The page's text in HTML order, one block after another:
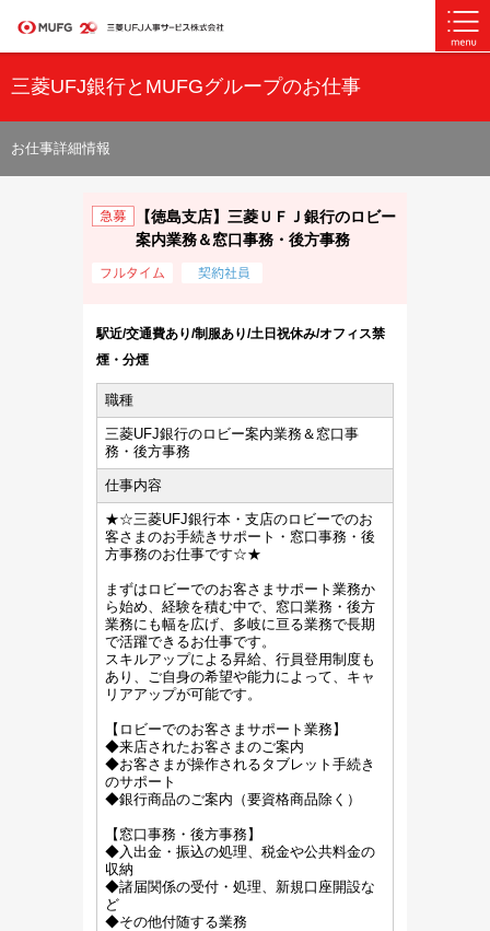
三菱UFJ銀行とMUFGグループのお仕事
お仕事詳細情報
【徳島支店】三菱ＵＦＪ銀行のロビー
案内業務＆窓口事務・後方事務
駅近/交通費あり/制服あり/土日祝休み/オフィス禁
煙・分煙
職種
三菱UFJ銀行のロビー案内業務＆窓口事
務・後方事務
仕事内容
★☆三菱UFJ銀行本・支店のロビーでのお
客さまのお手続きサポート・窓口事務・後
方事務のお仕事です☆★
まずはロビーでのお客さまサポート業務か
ら始め、経験を積む中で、窓口業務・後方
業務にも幅を広げ、多岐に亘る業務で長期
で活躍できるお仕事です。
スキルアップによる昇給、行員登用制度も
あり、ご自身の希望や能力によって、キャ
リアアップが可能です。
【ロビーでのお客さまサポート業務】
◆来店されたお客さまのご案内
◆お客さまが操作されるタブレット手続き
のサポート
◆銀行商品のご案内（要資格商品除く）
【窓口事務・後方事務】
◆入出金・振込の処理、税金や公共料金の
収納
◆諸届関係の受付・処理、新規口座開設な
ど
◆その他付随する業務